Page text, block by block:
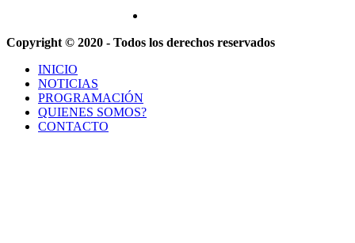
Copyright © 2020 - Todos los derechos reservados
INICIO
NOTICIAS
PROGRAMACIÓN
QUIENES SOMOS?
CONTACTO